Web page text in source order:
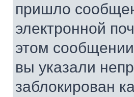
пришло
электронной
этом
вы указали
заблокирован